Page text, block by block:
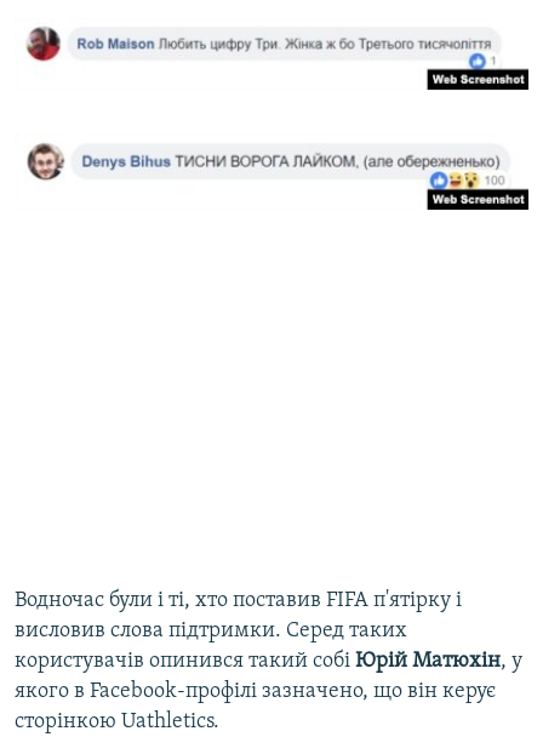
Водночас були і ті, хто поставив FIFA п'ятірку і
висловив слова підтримки. Серед таких
користувачів опинився такий собі Юрій Матюхін, у
якого в Facebook-профілі зазначено, що він керує
сторінкою Uathletics.